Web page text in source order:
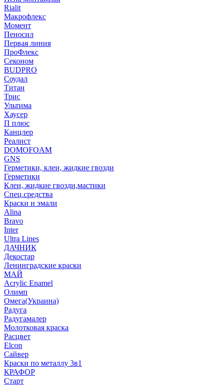
Rialit
Макрофлекс
Момент
Пеносил
Первая линия
ПроФлекс
Секоном
BUDPRO
Соудал
Титан
Трис
Ультима
Хаусер
П плюс
Канцлер
Реалист
DOMOFOAM
GNS
Герметики, клеи, жидкие гвозди
Герметики
Клеи, жидкие гвозди,мастики
Спец.средства
Краски и эмали
Alina
Bravo
Inter
Ultra Lines
ДАЧНИК
Декостар
Ленинградские краски
МАЙ
Acrylic Enamel
Олимп
Омега(Украина)
Радуга
Радугамалер
Молотковая краска
Расцвет
Elcon
Сайвер
Краски по металлу 3в1
КРАФОР
Старт